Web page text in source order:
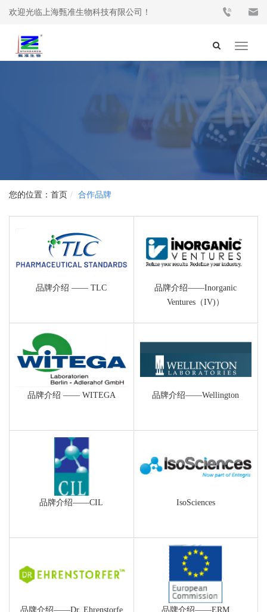
欢迎光临上海甄准生物科技有限公司！
Toggle
首页 合作品牌
品牌介绍 —— TLC
品牌介绍——‌Inorganic
Ventures（IV)）
品牌介绍 —— WITEGA 品牌介绍——Wellington
品牌介绍——CIL IsoSciences
品牌介绍——Dr. Ehrenstorfe 品牌介绍——ERM